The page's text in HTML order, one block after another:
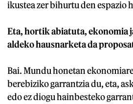
ikustea zer bihurtu den espazio
Eta, hortik abiatuta, ekonomia
aldeko hausnarketa da
Bai. Mundu honetan
berebiziko garrantzia du, eta,
edo ez diogu hainbesteko